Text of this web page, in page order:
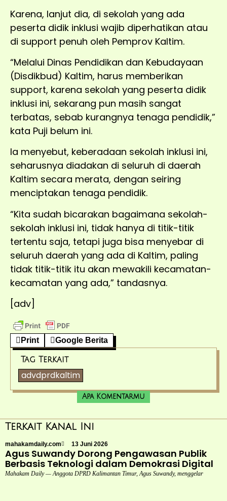
Karena, lanjut dia, di sekolah yang ada
peserta didik inklusi wajib diperhatikan atau
di support penuh oleh Pemprov Kaltim.
“Melalui Dinas Pendidikan dan Kebudayaan
(Disdikbud) Kaltim, harus memberikan
support, karena sekolah yang peserta didik
inklusi ini, sekarang pun masih sangat
terbatas, sebab kurangnya tenaga pendidik,”
kata Puji belum ini.
Ia menyebut, keberadaan sekolah inklusi ini,
seharusnya diadakan di seluruh di daerah
Kaltim secara merata, dengan seiring
menciptakan tenaga pendidik.
“Kita sudah bicarakan bagaimana sekolah-
sekolah inklusi ini, tidak hanya di titik-titik
tertentu saja, tetapi juga bisa menyebar di
seluruh daerah yang ada di Kaltim, paling
tidak titik-titik itu akan mewakili kecamatan-
kecamatan yang ada,” tandasnya.
[adv]
Print Google Berita
Tag Terkait
advdprdkaltim
Apa Komentarmu
Terkait Kanal Ini
mahakamdaily.com 13 Juni 2026
Agus Suwandy Dorong Pengawasan Publik
Berbasis Teknologi dalam Demokrasi Digital
Mahakam Daily — Anggota DPRD Kalimantan Timur, Agus Suwandy, menggelar